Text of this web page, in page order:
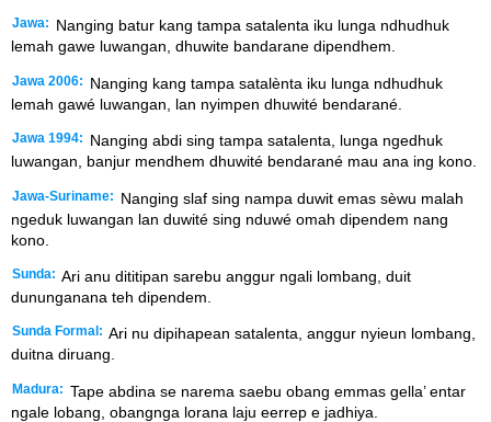
Jawa:
Nanging batur kang tampa satalenta iku lunga ndhudhuk
lemah gawe luwangan, dhuwite bandarane dipendhem.
Jawa 2006:
Nanging kang tampa satalènta iku lunga ndhudhuk
lemah gawé luwangan, lan nyimpen dhuwité bendarané.
Jawa 1994:
Nanging abdi sing tampa satalenta, lunga ngedhuk
luwangan, banjur mendhem dhuwité bendarané mau ana ing kono.
Jawa-Suriname:
Nanging slaf sing nampa duwit emas sèwu malah
ngeduk luwangan lan duwité sing nduwé omah dipendem nang
kono.
Sunda: Ari anu dititipan sarebu anggur ngali lombang, duit
dununganana teh dipendem.
Sunda Formal: Ari nu dipihapean satalenta, anggur nyieun lombang,
duitna diruang.
Madura: Tape abdina se narema saebu obang emmas gella’ entar
ngale lobang, obangnga lorana laju eerrep e jadhiya.